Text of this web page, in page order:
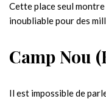
Cette place ͏seul
inou͏bliable ͏pour des
Camp Nou
Il est impossible de